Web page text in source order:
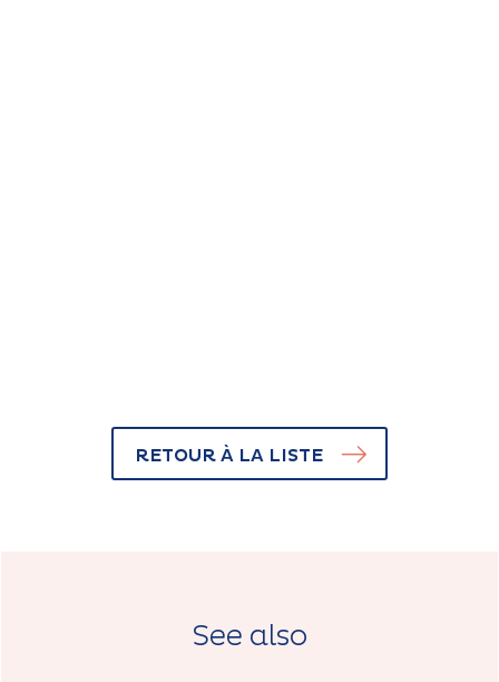
RETOUR À LA LISTE
See also